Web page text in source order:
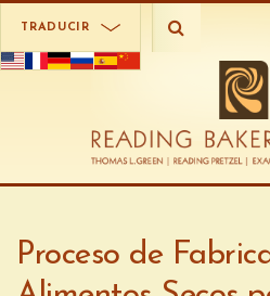
TRADUCIR
Proceso de